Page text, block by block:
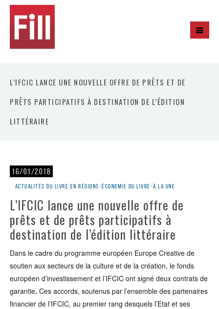
L’IFCIC LANCE UNE NOUVELLE OFFRE DE PRÊTS ET DE
PRÊTS PARTICIPATIFS À DESTINATION DE L’ÉDITION
LITTÉRAIRE
16/01/2018
Actualités du livre en régions •Économie du livre •À la une
L’IFCIC lance une nouvelle offre de
prêts et de prêts participatifs à
destination de l’édition littéraire
Dans le cadre du programme européen Europe Creative de
soutien aux secteurs de la culture et de la création, le fonds
européen d’investissement et l’IFCIC ont signé deux contrats de
garantie. Ces accords, soutenus par l’ensemble des partenaires
financier de l’IFCIC, au premier rang desquels l’Etat et ses